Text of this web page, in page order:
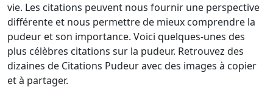
vie. Les citations peuvent nous fournir une perspective
différente et nous permettre de mieux comprendre la
pudeur et son importance. Voici quelques-unes des
plus célèbres citations sur la pudeur. Retrouvez des
dizaines de Citations Pudeur avec des images à copier
et à partager.